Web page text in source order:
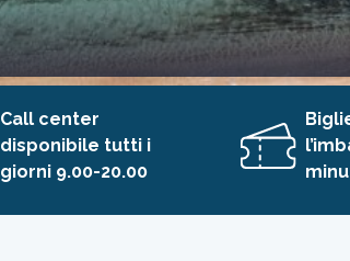
Call center
disponibile tutti i
giorni 9.00-20.00